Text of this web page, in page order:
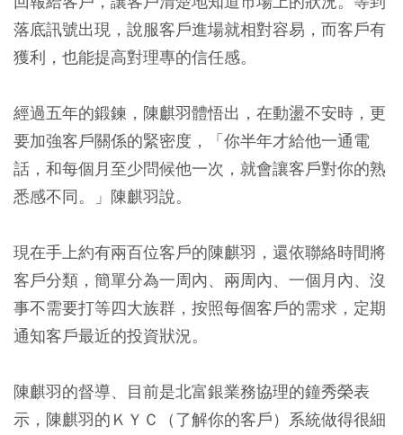
落底訊號出現，說服客戶進場就相對容易，而客戶有
獲利，也能提高對理專的信任感。
經過五年的鍛鍊，陳麒羽體悟出，在動盪不安時，更
要加強客戶關係的緊密度，「你半年才給他一通電
話，和每個月至少問候他一次，就會讓客戶對你的熟
悉感不同。」陳麒羽說。
現在手上約有兩百位客戶的陳麒羽，還依聯絡時間將
客戶分類，簡單分為一周內、兩周內、一個月內、沒
事不需要打等四大族群，按照每個客戶的需求，定期
通知客戶最近的投資狀況。
陳麒羽的督導、目前是北富銀業務協理的鐘秀榮表
示，陳麒羽的ＫＹＣ（了解你的客戶）系統做得很細